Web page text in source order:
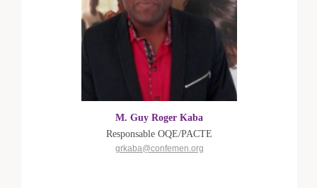
M. Guy Roger Kaba
Responsable OQE/PACTE
grkaba@confemen.org